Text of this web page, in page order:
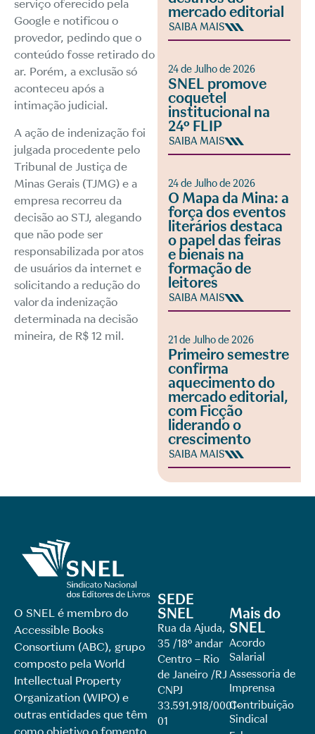
serviço oferecido pela
Google e notificou o
provedor, pedindo que o
conteúdo fosse retirado do
ar. Porém, a exclusão só
aconteceu após a
intimação judicial.
A ação de indenização foi
julgada procedente pelo
Tribunal de Justiça de
Minas Gerais (TJMG) e a
empresa recorreu da
decisão ao STJ, alegando
que não pode ser
responsabilizada por atos
de usuários da internet e
solicitando a redução do
valor da indenização
determinada na decisão
mineira, de R$ 12 mil.
mercado editorial
SAIBA MAIS
24 de Julho de 2026
SNEL promove
coquetel
institucional na
24º FLIP
SAIBA MAIS
24 de Julho de 2026
O Mapa da Mina: a
força dos eventos
literários destaca
o papel das feiras
e bienais na
formação de
leitores
SAIBA MAIS
21 de Julho de 2026
Primeiro semestre
confirma
aquecimento do
mercado editorial,
com Ficção
liderando o
crescimento
SAIBA MAIS
O SNEL é membro do
Accessible Books
Consortium (ABC), grupo
composto pela World
Intellectual Property
Organization (WIPO) e
outras entidades que têm
como objetivo o fomento
SEDE
SNEL
Rua da Ajuda,
35 /18º andar
Centro – Rio
de Janeiro /RJ
CNPJ
33.591.918/0001-
01
Mais do
SNEL
Acordo
Salarial
Assessoria de
Imprensa
Contribuição
Sindical